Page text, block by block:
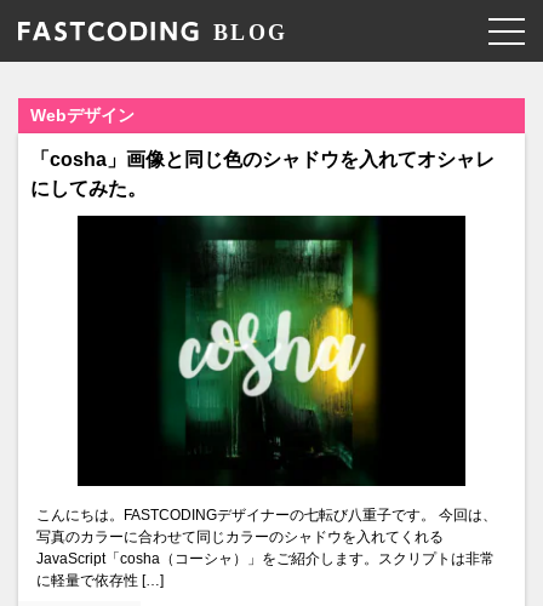
Webデザイン
「cosha」画像と同じ色のシャドウを入れてオシャレ
にしてみた。
こんにちは。FASTCODINGデザイナーの七転び八重子です。 今回は、
写真のカラーに合わせて同じカラーのシャドウを入れてくれる
JavaScript「cosha（コーシャ）」をご紹介します。スクリプトは非常
に軽量で依存性 […]